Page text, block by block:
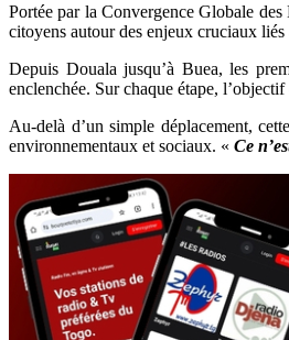
Portée par la Convergence Globale
citoyens autour des enjeux cruciaux liés
Depuis Douala jusqu’à Buea, les
enclenchée. Sur chaque étape,
Au-delà d’un simple déplacement,
environnementaux et sociaux. « Ce